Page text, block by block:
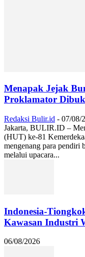
Menapak Jejak
Proklamator
Redaksi Bulir.id - 07/08/
Jakarta, BULIR.ID –
(HUT) ke-81
mengenang para pendiri
melalui upacara...
Indonesia-
Kawasan Industri
06/08/2026